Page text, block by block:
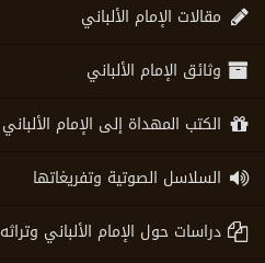
مقالات الإمام الألباني
وثائق الإمام الألباني
الكتب المهداة إلى الإمام الألباني
السلاسل الصوتية وتفريغاتها
دراسات حول الإمام الألباني وتراثه